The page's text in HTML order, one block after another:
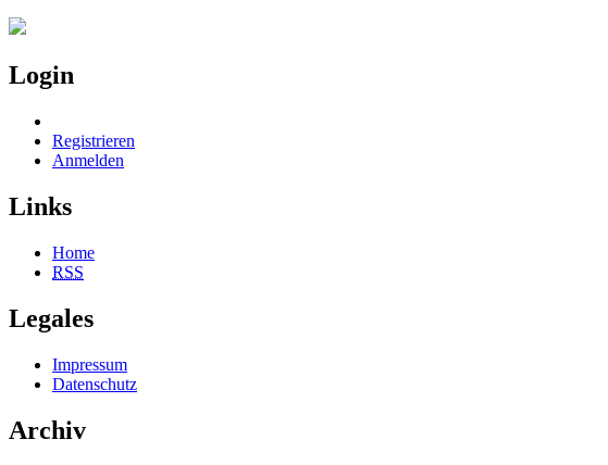
Login
Registrieren
Anmelden
Links
Home
RSS
Legales
Impressum
Datenschutz
Archiv